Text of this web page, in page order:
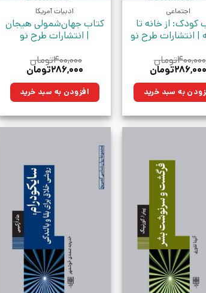
اجتماعی
کودک: از خانه تا
| انتشارات طرح نو
۴۰۰,۰۰۰تومان
قیمت
۴۰۰,۰۰۰تومان
۲۸۶,۰۰۰تومانقیمت
۲۸۶,۰۰۰تومان.به سبد خرید
ادبیات آمریکا
کتاب جهان‌شمولی هیجان
| انتشارات طرح نو
۴۰۰,۰۰۰تومان
قیمت
۴۰۰,۰۰۰تومان
بود.
۲۸۶,۰۰۰تومان
۲۸۶,۰۰۰تومان.افزودن به سبد خرید